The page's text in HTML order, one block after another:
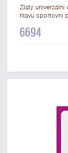
Zlatý
hlavu sportovní
formátu A4 a
motivem vítězů
6694